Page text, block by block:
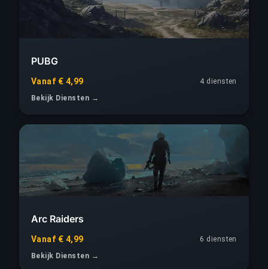
PUBG
Vanaf € 4,99
4 diensten
Bekijk Diensten →
Arc Raiders
Vanaf € 4,99
6 diensten
Bekijk Diensten →